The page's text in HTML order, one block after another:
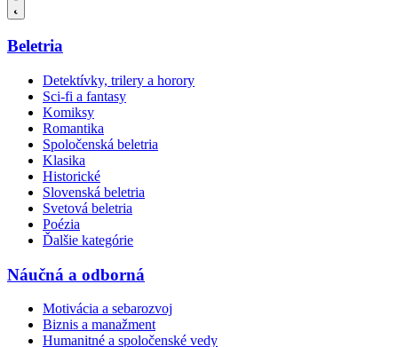
Beletria
Detektívky, trilery a horory
Sci-fi a fantasy
Komiksy
Romantika
Spoločenská beletria
Klasika
Historické
Slovenská beletria
Svetová beletria
Poézia
Ďalšie kategórie
Náučná a odborná
Motivácia a sebarozvoj
Biznis a manažment
Humanitné a spoločenské vedy